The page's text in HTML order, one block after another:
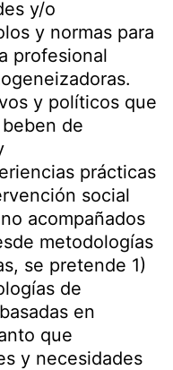
y/o
y normas para
profesional
y políticos que
de
prácticas
social
acompañados
metodologías
se pretende 1)
de
en
que
y necesidades